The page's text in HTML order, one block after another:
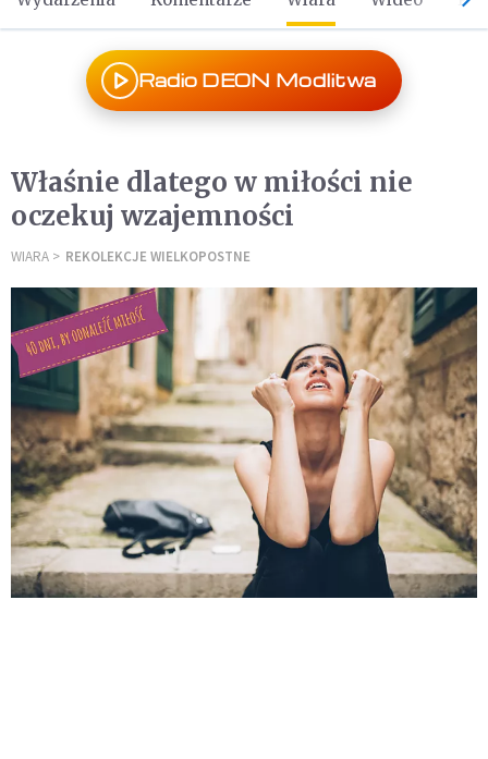
Radio DEON Modlitwa
Właśnie dlatego w miłości nie
oczekuj wzajemności
WIARA REKOLEKCJE WIELKOPOSTNE